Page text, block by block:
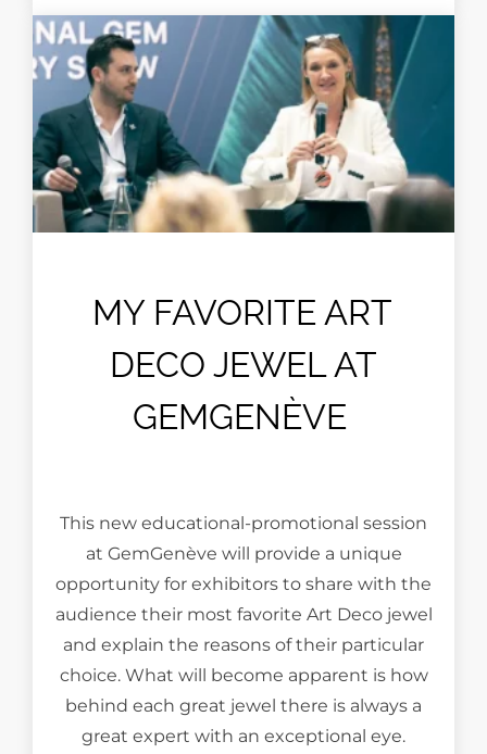
MY FAVORITE ART
DECO JEWEL AT
GEMGENÈVE
This new educational-promotional session
at GemGenève will provide a unique
opportunity for exhibitors to share with the
audience their most favorite Art Deco jewel
and explain the reasons of their particular
choice. What will become apparent is how
behind each great jewel there is always a
great expert with an exceptional eye.